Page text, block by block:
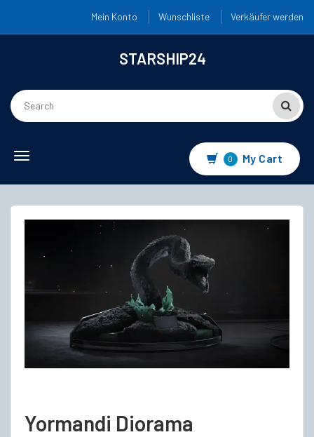
Mein Konto Wunschliste Verkäufer werden
STARSHIP24
Toggle
0 My Cart
Yormandi Diorama